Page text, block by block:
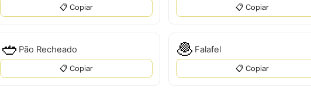
📋 Copiar 📋 Copiar
🥙 Pão Recheado
📋 Copiar
🧆 Falafel
📋 Copiar